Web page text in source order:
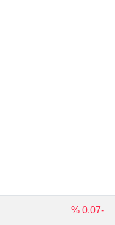
-0.07 %